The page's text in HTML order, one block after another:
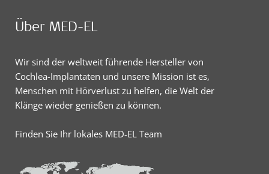
Über MED-EL
Wir sind der weltweit führende Hersteller von
Cochlea-Implantaten und unsere Mission ist es,
Menschen mit Hörverlust zu helfen, die Welt der
Klänge wieder genießen zu können.
Finden Sie Ihr lokales MED-EL Team